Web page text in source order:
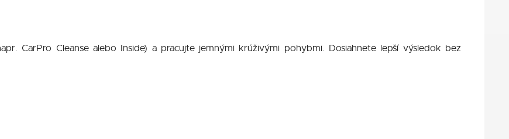
CarPro Cleanse alebo Inside) a pracujte jemnými krúživými pohybmi. Dosiahnete lepší výsledok bez